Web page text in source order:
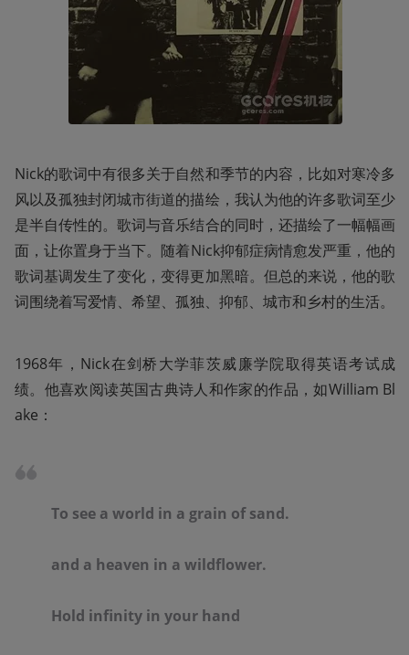
Nick的歌词中有很多关于自然和季节的内容，比如对寒冷多
风以及孤独封闭城市街道的描绘，我认为他的许多歌词至少
是半自传性的。歌词与音乐结合的同时，还描绘了一幅幅画
面，让你置身于当下。随着Nick抑郁症病情愈发严重，他的
歌词基调发生了变化，变得更加黑暗。但总的来说，他的歌
词围绕着写爱情、希望、孤独、抑郁、城市和乡村的生活。
1968年，Nick在剑桥大学菲茨威廉学院取得英语考试成
绩。他喜欢阅读英国古典诗人和作家的作品，如William Bl
ake：
To see a world in a grain of sand.
and a heaven in a wildflower.
Hold infinity in your hand